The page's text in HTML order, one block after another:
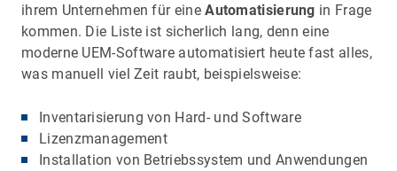
ihrem Unternehmen für eineAutomatisierung in Frage
kommen. Die Liste ist sicherlich lang, denn eine
moderne UEM-Software automatisiert heute fast alles,
was manuell viel Zeit raubt, beispielsweise:
Inventarisierung von Hard- und Software
Lizenzmanagement
Installation von Betriebssystem und Anwendungen